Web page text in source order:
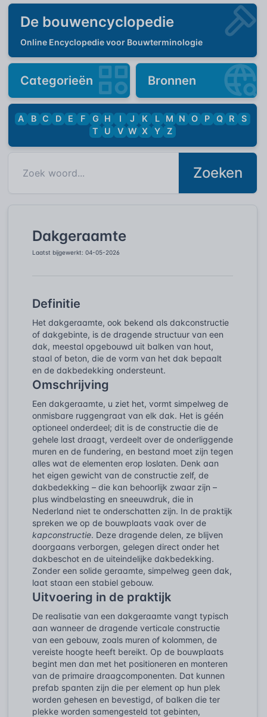
De bouwencyclopedie
Online Encyclopedie voor Bouwterminologie
Categorieën Bronnen
A B C D E F G H I J K L M N O P Q R
S
T
U V W X Y Z
Zoeken
Dakgeraamte
Laatst bijgewerkt: 04-05-2026
Definitie
Het dakgeraamte, ook bekend als dakconstructie
of dakgebinte, is de dragende structuur van een
dak, meestal opgebouwd uit balken van hout,
staal of beton, die de vorm van het dak bepaalt
en de dakbedekking ondersteunt.
Omschrijving
Een dakgeraamte, u ziet het, vormt simpelweg de
onmisbare ruggengraat van elk dak. Het is géén
optioneel onderdeel; dit is de constructie die de
gehele last draagt, verdeelt over de onderliggende
muren en de fundering, en bestand moet zijn tegen
alles wat de elementen erop loslaten. Denk aan
het eigen gewicht van de constructie zelf, de
dakbedekking – die kan behoorlijk zwaar zijn –
plus windbelasting en sneeuwdruk, die in
Nederland niet te onderschatten zijn. In de praktijk
spreken we op de bouwplaats vaak over de
kapconstructie. Deze dragende delen, ze blijven
doorgaans verborgen, gelegen direct onder het
dakbeschot en de uiteindelijke dakbedekking.
Zonder een solide geraamte, simpelweg geen dak,
laat staan een stabiel gebouw.
Uitvoering in de praktijk
De realisatie van een dakgeraamte vangt typisch
aan wanneer de dragende verticale constructie
van een gebouw, zoals muren of kolommen, de
vereiste hoogte heeft bereikt. Op de bouwplaats
begint men dan met het positioneren en monteren
van de primaire draagcomponenten. Dat kunnen
prefab spanten zijn die per element op hun plek
worden gehesen en bevestigd, of balken die ter
plekke worden samengesteld tot gebinten,